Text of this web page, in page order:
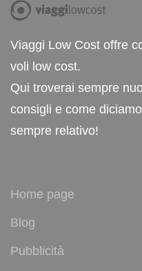
Viaggi Low Cost offre
voli low cost.
Qui troverai sempre
consigli e come
sempre relativo!
Home page
Blog
Pubblicità